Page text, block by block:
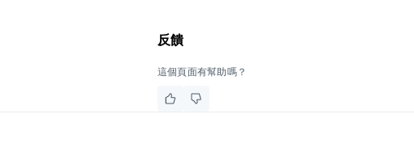
反饋
這個頁面有幫助嗎？